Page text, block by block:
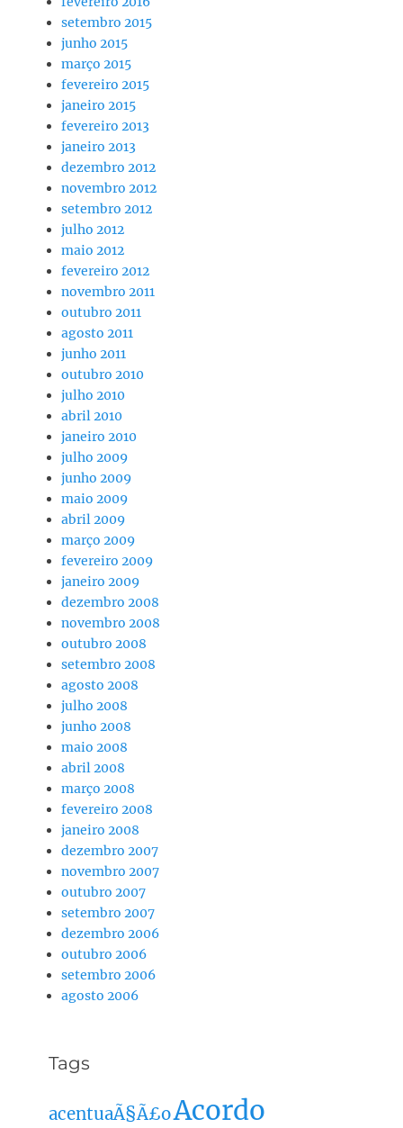
setembro 2015
junho 2015
março 2015
fevereiro 2015
janeiro 2015
fevereiro 2013
janeiro 2013
dezembro 2012
novembro 2012
setembro 2012
julho 2012
maio 2012
fevereiro 2012
novembro 2011
outubro 2011
agosto 2011
junho 2011
outubro 2010
julho 2010
abril 2010
janeiro 2010
julho 2009
junho 2009
maio 2009
abril 2009
março 2009
fevereiro 2009
janeiro 2009
dezembro 2008
novembro 2008
outubro 2008
setembro 2008
agosto 2008
julho 2008
junho 2008
maio 2008
abril 2008
março 2008
fevereiro 2008
janeiro 2008
dezembro 2007
novembro 2007
outubro 2007
setembro 2007
dezembro 2006
outubro 2006
setembro 2006
agosto 2006
Tags
acentuaÃ§Ã£oAcordo